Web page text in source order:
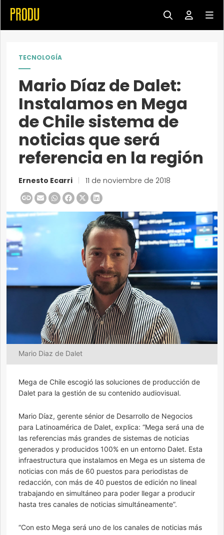
TECNOLOGÍA
Mario Díaz de Dalet:
Instalamos en Mega
de Chile sistema de
noticias que será
referencia en la región
Ernesto Ecarri 11 de noviembre de 2018
Mario Diaz de Dalet
Mega de Chile escogió las soluciones de producción de
Dalet para la gestión de su contenido audiovisual.
Mario Díaz, gerente sénior de Desarrollo de Negocios
para Latinoamérica de Dalet, explica: “Mega será una de
las referencias más grandes de sistemas de noticias
generados y producidos 100% en un entorno Dalet. Esta
infraestructura que instalamos en Mega es un sistema de
noticias con más de 60 puestos para periodistas de
redacción, con más de 40 puestos de edición no lineal
trabajando en simultáneo para poder llegar a producir
hasta tres canales de noticias simultáneamente”.
“Con esto Mega será uno de los canales de noticias más